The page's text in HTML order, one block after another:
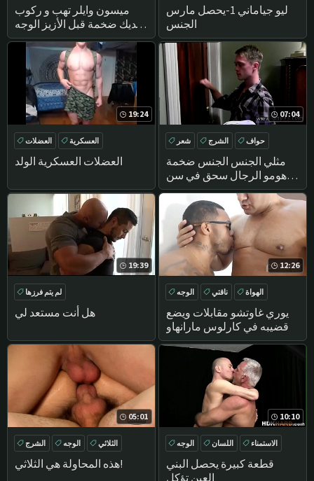
ميسون وايلر تهب و ركوب
الديك ضخمة قبل الأزيز الوجه
شاعر المليون
اللسان
ليو جياماني 1-يحصل مارس
الجنس
19:24
العضلات العسكرية الولد
العضلات العسكرية
07:04
مثلي الجنس الجنس ضخمة
هومو الرجال سحق في سن
المراهقة الرجل الرياضية
مثلي الجنس الجنس الأفلام انه
شعر الشرج
حواف
DEEPTHROAT
19:39
هل أنت مستعد لي
لم يتم فرزها
12:26
يوري غاوتشو مقابلات ويضع
قضيبه في كارلوس مارانهاو
الوجه ناقتي
الهواة
الحمار كبيرة
05:01
هذه المحاولة هي الثلاثي!
الشرج الوجه
الثلاثي
اختراق مزدوج
10:10
قطعة كبيرة يحصل البني
العين تؤكل
الوجه اللسان
الاستمناء
سرج